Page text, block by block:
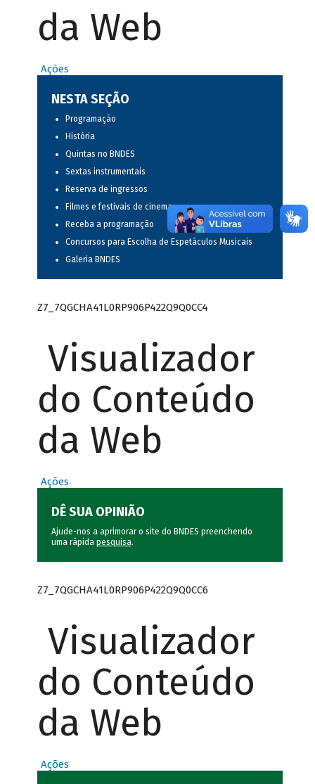
da Web
Ações
NESTA SEÇÃO
Programação
História
Quintas no BNDES
Sextas instrumentais
Reserva de ingressos
Filmes e festivais de cinema
Receba a programação
Concursos para Escolha de Espetáculos Musicais
Galeria BNDES
Z7_7QGCHA41L0RP906P422Q9Q0CC4
Visualizador
do Conteúdo
da Web
Ações
DÊ SUA OPINIÃO
Ajude-nos a aprimorar o site do BNDES preenchendo
uma rápida pesquisa.
Z7_7QGCHA41L0RP906P422Q9Q0CC6
Visualizador
do Conteúdo
da Web
Ações